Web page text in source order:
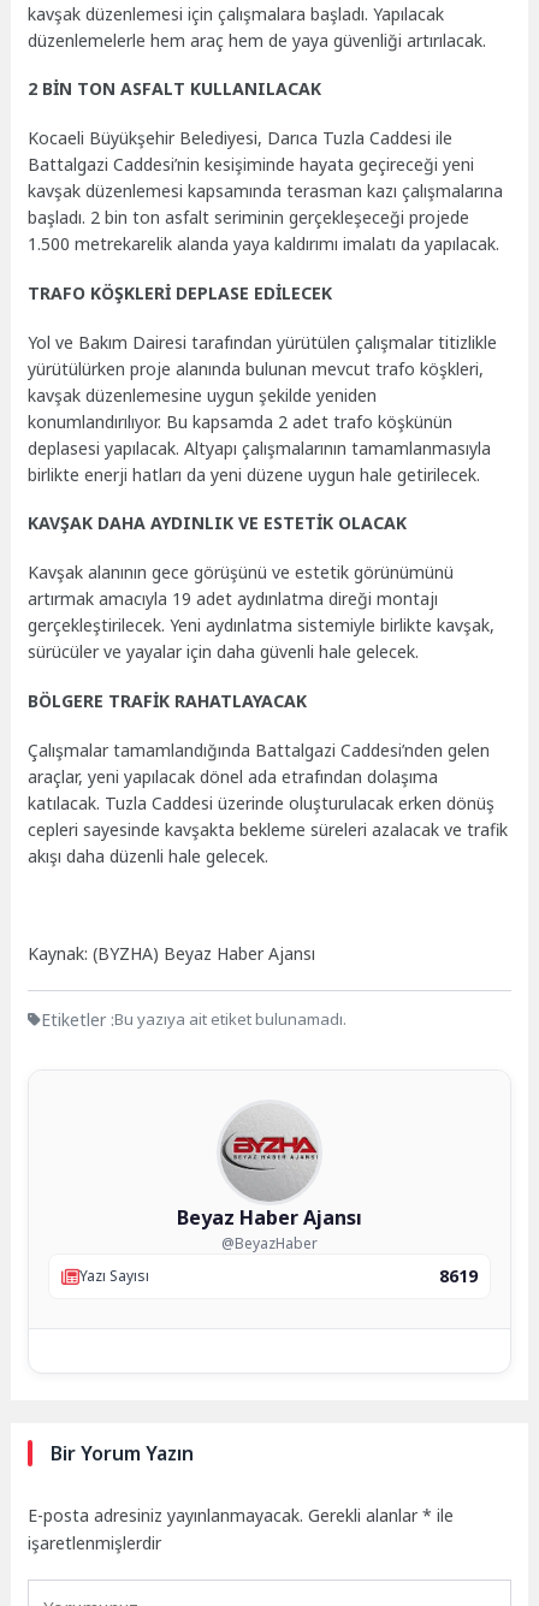
kavşak düzenlemesi için çalışmalara başladı. Yapılacak
düzenlemelerle hem araç hem de yaya güvenliği artırılacak.
2 BİN TON ASFALT KULLANILACAK
Kocaeli Büyükşehir Belediyesi, Darıca Tuzla Caddesi ile
Battalgazi Caddesi’nin kesişiminde hayata geçireceği yeni
kavşak düzenlemesi kapsamında terasman kazı çalışmalarına
başladı. 2 bin ton asfalt seriminin gerçekleşeceği projede
1.500 metrekarelik alanda yaya kaldırımı imalatı da yapılacak.
TRAFO KÖŞKLERİ DEPLASE EDİLECEK
Yol ve Bakım Dairesi tarafından yürütülen çalışmalar titizlikle
yürütülürken proje alanında bulunan mevcut trafo köşkleri,
kavşak düzenlemesine uygun şekilde yeniden
konumlandırılıyor. Bu kapsamda 2 adet trafo köşkünün
deplasesi yapılacak. Altyapı çalışmalarının tamamlanmasıyla
birlikte enerji hatları da yeni düzene uygun hale getirilecek.
KAVŞAK DAHA AYDINLIK VE ESTETİK OLACAK
Kavşak alanının gece görüşünü ve estetik görünümünü
artırmak amacıyla 19 adet aydınlatma direği montajı
gerçekleştirilecek. Yeni aydınlatma sistemiyle birlikte kavşak,
sürücüler ve yayalar için daha güvenli hale gelecek.
BÖLGERE TRAFİK RAHATLAYACAK
Çalışmalar tamamlandığında Battalgazi Caddesi’nden gelen
araçlar, yeni yapılacak dönel ada etrafından dolaşıma
katılacak. Tuzla Caddesi üzerinde oluşturulacak erken dönüş
cepleri sayesinde kavşakta bekleme süreleri azalacak ve trafik
akışı daha düzenli hale gelecek.
Kaynak: (BYZHA) Beyaz Haber Ajansı
Etiketler :Bu yazıya ait etiket bulunamadı.
Beyaz Haber Ajansı
@BeyazHaber
Yazı Sayısı
8619
Bir Yorum Yazın
E-posta adresiniz yayınlanmayacak. Gerekli alanlar* ile
işaretlenmişlerdir